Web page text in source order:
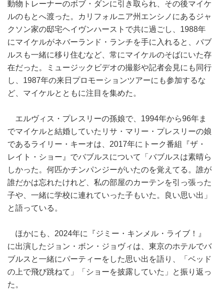
動物トレーナーのボブ・ダンに引き取られ、その後マイケ
ルのもとへ渡った。カリフォルニア州エンシノにあるジャ
クソン家の邸宅ヘイヴンハーストで共に過ごし、1988年
にマイケルがネバーランド・ランチを手に入れると、バブ
ルスも一緒に移り住むなど、常にマイケルのそばにいた存
在だった。ミュージックビデオの撮影や記者会見にも同行
し、1987年の来日プロモーションツアーにも参加するな
ど、マイケルとともに注目を集めた。
エルヴィス・プレスリーの孫娘で、1994年から96年ま
でマイケルと結婚していたリサ・マリー・プレスリーの娘
であるライリー・キーオは、2017年にトーク番組『ザ・
レイト・ショー』でバブルスについて「バブルスは素晴ら
しかった。何匹かチンパンジーがいたのを覚えてる。誰が
誰だかは忘れたけれど、私の部屋のカーテンを引っ張った
子や、一緒に学校に連れていった子もいた。良い思い出」
と語っている。
ほかにも、2024年に『ジミー・キンメル・ライブ！』
に出演したジョン・ボン・ジョヴィは、東京のホテルでバ
ブルスと一緒にパーティーをした思い出を語り、「ベッド
の上で飛び跳ねて」「ショーを披露していた」と振り返っ
た。